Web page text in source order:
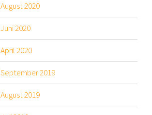
August 2020
Juni 2020
April 2020
September 2019
August 2019